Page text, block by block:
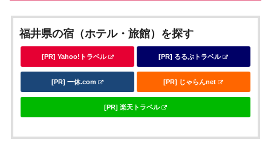
福井県の宿（ホテル・旅館）を探す
[PR] Yahoo!トラベル [PR] るるぶトラベル
[PR] 一休.com [PR] じゃらんnet
[PR] 楽天トラベル